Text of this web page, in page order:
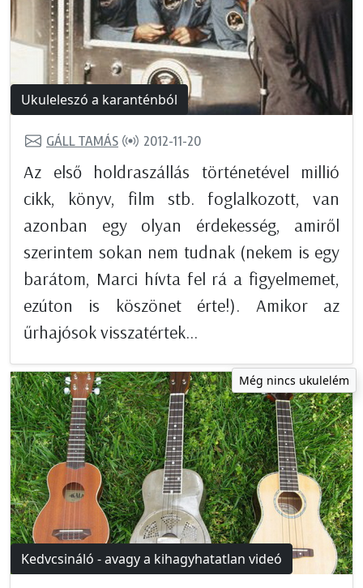
Ukuleleszó a karanténból
GÁLL TAMÁS 2012-11-20
Az első holdraszállás történetével millió
cikk, könyv, film stb. foglalkozott, van
azonban egy olyan érdekesség, amiről
szerintem sokan nem tudnak (nekem is egy
barátom, Marci hívta fel rá a figyelmemet,
ezúton is köszönet érte!). Amikor az
űrhajósok visszatértek...
Még nincs ukulelém
Kedvcsináló - avagy a kihagyhatatlan videó